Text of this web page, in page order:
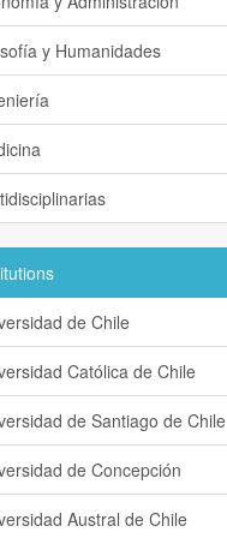
y Humanidades
de Chile
Católica de Chile
de Santiago de Chile
de Concepción
Austral de Chile